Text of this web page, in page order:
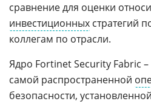
сравнение для оценки
инвестиционных стратегий
коллегам по отрасли.
Ядро Fortinet Security Fabric –
самой распространенной
безопасности,